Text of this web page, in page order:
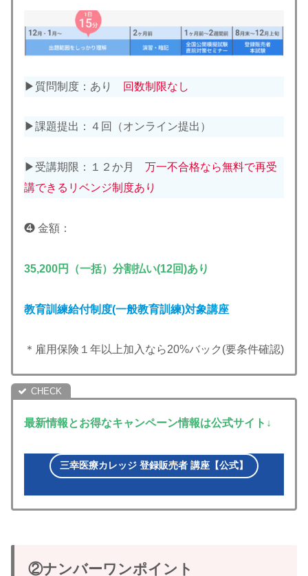
▶︎質問制度：あり 回数制限なし
▶︎課題提出：４回（オンライン提出）
▶︎受講期限：１２か月 万一不合格なら無料で再受
講できるリベンジ制度あり
❹ 金額：
35,200円（一括）分割払い(12回)あり
教育訓練給付制度(一般教育訓練)対象講座
＊雇用保険１年以上加入なら20%バック(要条件確認)
最新情報とお得なキャンペーン情報は公式サイト↓
三幸医療カレッジ 登録販売者 講座【公式】
②ナンバーワンポイント